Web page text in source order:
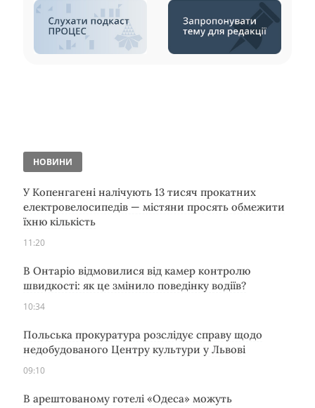
НОВИНИ
У Копенгагені налічують 13 тисяч прокатних
електровелосипедів — містяни просять обмежити
їхню кількість
11:20
В Онтаріо відмовилися від камер контролю
швидкості: як це змінило поведінку водіїв?
10:34
Польська прокуратура розслідує справу щодо
недобудованого Центру культури у Львові
09:10
В арештованому готелі «Одеса» можуть